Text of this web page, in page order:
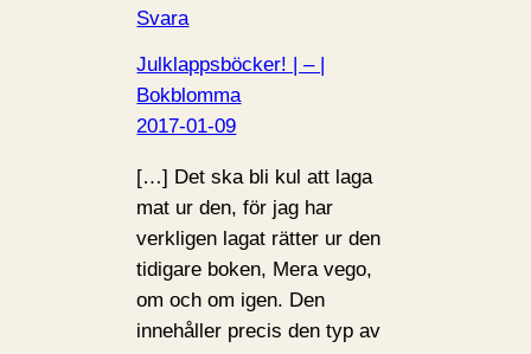
Svara
Julklappsböcker! | – |
Bokblomma
2017-01-09
[…] Det ska bli kul att laga
mat ur den, för jag har
verkligen lagat rätter ur den
tidigare boken, Mera vego,
om och om igen. Den
innehåller precis den typ av